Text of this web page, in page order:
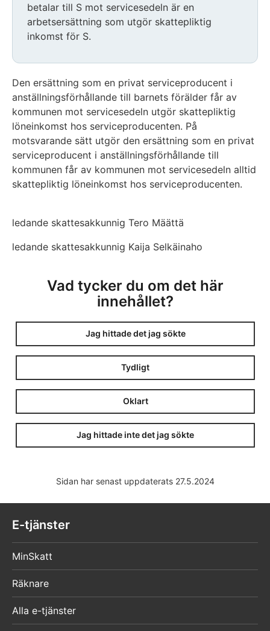
betalar till S mot servicesedeln är en
arbetsersättning som utgör skattepliktig
inkomst för S.
Den ersättning som en privat serviceproducent i
anställningsförhållande till barnets förälder får av
kommunen mot servicesedeln utgör skattepliktig
löneinkomst hos serviceproducenten. På
motsvarande sätt utgör den ersättning som en privat
serviceproducent i anställningsförhållande till
kommunen får av kommunen mot servicesedeln alltid
skattepliktig löneinkomst hos serviceproducenten.
ledande skattesakkunnig Tero Määttä
ledande skattesakkunnig Kaija Selkäinaho
Vad tycker du om det här
innehållet?
Jag hittade det jag sökte
Tydligt
Oklart
Jag hittade inte det jag sökte
Sidan har senast uppdaterats 27.5.2024
E-tjänster
MinSkatt
Räknare
Alla e-tjänster